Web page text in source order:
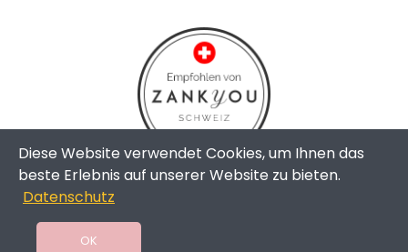
Diese Website verwendet Cookies, um Ihnen das
beste Erlebnis auf unserer Website zu bieten.
Datenschutz
OK